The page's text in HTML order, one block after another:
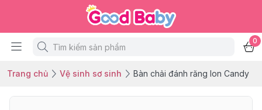
0
Trang chủ Vệ sinh sơ sinh Bàn chải đánh răng Ion Candy